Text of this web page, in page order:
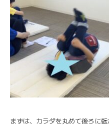
まずは、カラダを丸めて後ろに